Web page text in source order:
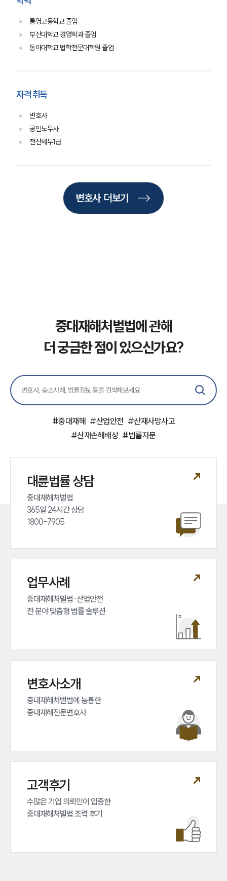
소식/자료
통영고등학교 졸업
부산대학교 경영학과 졸업
동아대학교 법학전문대학원 졸업
자격 취득
변호사
공인노무사
전산세무1급
변호사 더보기
중대재해처벌법에 관해
더 궁금한 점이 있으신가요?
#중대재해 #산업안전 #산재사망사고
#산재손해배상 #법률자문
대륜법률 상담
중대재해처벌법
365일 24시간 상담
1800-7905
업무사례
중대재해처벌법·산업안전
전 분야 맞춤형 법률 솔루션
변호사소개
중대재해처벌법에 능통한
중대재해전문변호사
고객후기
수많은 기업 의뢰인이 입증한
중대재해처벌법 조력 후기